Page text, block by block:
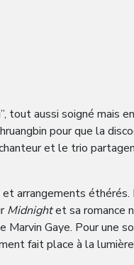
tout aussi soigné mais
pour que la
et le trio
arrangements éthérés.
Midnightet sa romance
Gaye. Pour une
fait place à la